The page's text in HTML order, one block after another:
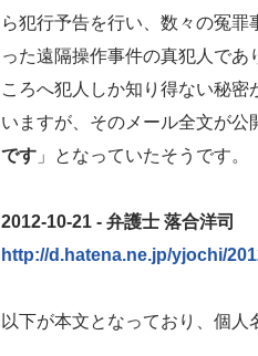
ら犯行予告を行い、数々の冤
った遠隔操作事件の真犯人で
ころへ犯人しか知り得ない秘
いますが、そのメール全文が公
です 」となっていたそうです。
2012-10-21 - 弁護士 落合洋司
http://d.hatena.ne.jp/yjochi/
以下が本文となっており、個人